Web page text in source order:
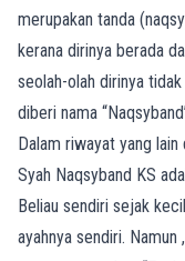
merupakan tanda
kerana dirinya berada
seolah-olah dirinya
diberi nama
Dalam riwayat yang lain
Syah Naqsyband KS
Beliau sendiri sejak
ayahnya sendiri.